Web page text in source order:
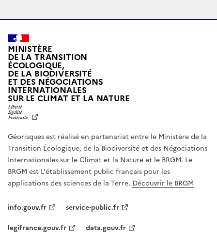
MINISTÈRE
DE LA TRANSITION
ÉCOLOGIQUE,
DE LA BIODIVERSITÉ
ET DES NÉGOCIATIONS
INTERNATIONALES
SUR LE CLIMAT ET LA NATUREL
T
É
,
É
G
A
L
Géorisques est réalisé en partenariat entre le Ministère de la
Transition Écologique, de la Biodiversité et des Négociations
Internationales sur le Climat et la Nature et le BRGM. Le
BRGM est L'établissement public français pour les
applications des sciences de la Terre. Découvrir le BRGM
info.gouv.fr
service-public.fr
legifrance.gouv.fr
data.gouv.fr